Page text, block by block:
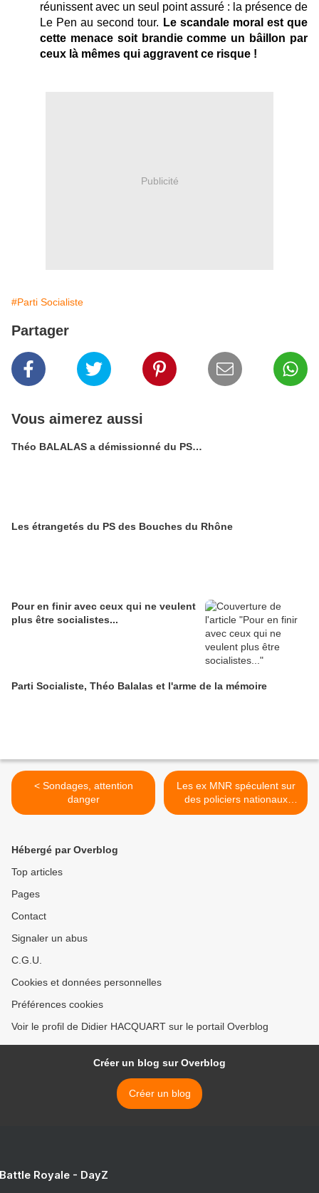
réunissent avec un seul point assuré : la présence de
Le Pen au second tour. Le scandale moral est que
cette menace soit brandie comme un bâillon par
ceux là mêmes qui aggravent ce risque !
Publicité
#Parti Socialiste
Partager
Vous aimerez aussi
Théo BALALAS a démissionné du PS…
Les étrangetés du PS des Bouches du Rhône
Pour en finir avec ceux qui ne veulent
plus être socialistes...
Parti Socialiste, Théo Balalas et l'arme de la mémoire
< Sondages, attention
danger
Les ex MNR spéculent sur
des policiers nationaux
agressés >
Hébergé par Overblog
Top articles
Pages
Contact
Signaler un abus
C.G.U.
Cookies et données personnelles
Préférences cookies
Voir le profil de Didier HACQUART sur le portail Overblog
Créer un blog sur Overblog
Créer un blog
Royale - DayZ